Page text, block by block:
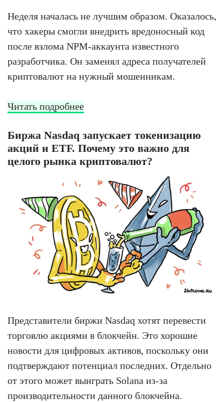
Неделя началась не лучшим образом. Оказалось,
что хакеры смогли внедрить вредоносный код
после взлома NPM-аккаунта известного
разработчика. Он заменял адреса получателей
криптовалют на нужный мошенникам.
Читать подробнее
Биржа Nasdaq запускает токенизацию
акций и ETF. Почему это важно для
целого рынка криптовалют?
Представители биржи Nasdaq хотят перевести
торговлю акциями в блокчейн. Это хорошие
новости для цифровых активов, поскольку они
подтверждают потенциал последних. Отдельно
от этого может выиграть Solana из-за
производительности данного блокчейна.